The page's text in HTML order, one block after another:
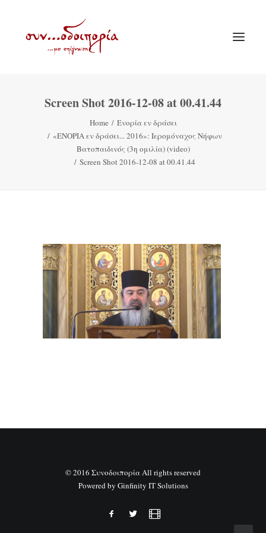
ΑΡΧΙΚΗ
ΑΝΑΚΟΙΝΩΣΕΙΣ
ΕΠΙΚΟΙΝΩΝΙΑ
SEARCH
Screen Shot 2016-12-08 at 00.41.44
Home
Ενορία εν δράσει
«ΕΝΟΡΙΑ εν δράσει... 2016»: Ιερομόναχος Νήφων
Βατοπαιδινός (3η ομιλία) (video)
Screen Shot 2016-12-08 at 00.41.44
© 2016 Συνοδοιπορία All rights reserved
Powered by Ginfinity IT Solutions